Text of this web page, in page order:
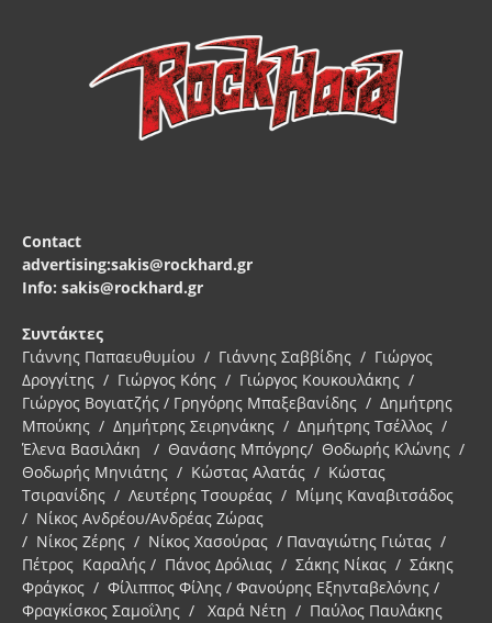
Contact
advertising:sakis@rockhard.gr
Info: sakis@rockhard.gr
Συντάκτες
Γιάννης Παπαευθυμίου / Γιάννης Σαββίδης / Γιώργος
Δρογγίτης / Γιώργος Κόης / Γιώργος Κουκουλάκης /
Γιώργος Βογιατζής / Γρηγόρης Μπαξεβανίδης / Δημήτρης
Μπούκης / Δημήτρης Σειρηνάκης / Δημήτρης Τσέλλος /
Έλενα Βασιλάκη / Θανάσης Μπόγρης/ Θοδωρής Κλώνης /
Θοδωρής Μηνιάτης / Κώστας Αλατάς / Κώστας
Τσιρανίδης / Λευτέρης Τσουρέας / Μίμης Καναβιτσάδος
/ Νίκος Ανδρέου/Ανδρέας Ζώρας
/ Νίκος Ζέρης / Νίκος Χασούρας / Παναγιώτης Γιώτας /
Πέτρος Καραλής / Πάνος Δρόλιας / Σάκης Νίκας / Σάκης
Φράγκος / Φίλιππος Φίλης / Φανούρης Εξηνταβελόνης /
Φραγκίσκος Σαμοΐλης / Χαρά Νέτη / Παύλος Παυλάκης